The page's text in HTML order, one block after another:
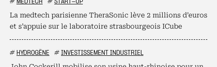
# MEDTECH # START-UP
La medtech parisienne TheraSonic lève 2 millions d’euros
et s’appuie sur le laboratoire strasbourgeois ICube
# HYDROGÈNE # INVESTISSEMENT INDUSTRIEL